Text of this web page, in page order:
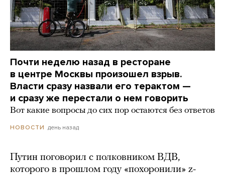
Почти неделю назад в ресторане
в центре Москвы произошел взрыв.
Власти сразу назвали его терактом —
и сразу же перестали о нем говорить
Вот какие вопросы до сих пор остаются без ответов
НОВОСТИ день назад
Путин поговорил с полковником ВДВ,
которого в прошлом году «похоронили» z-